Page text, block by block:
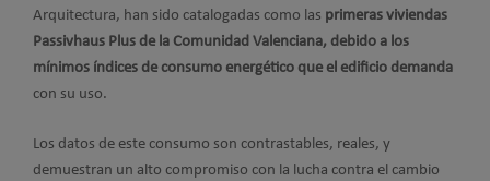
Arquitectura, han sido catalogadas como las primeras viviendas
Passivhaus Plus de la Comunidad Valenciana, debido a los
mínimos índices de consumo energético que el edificio demanda
con su uso.
Los datos de este consumo son contrastables, reales, y
demuestran un alto compromiso con la lucha contra el cambio